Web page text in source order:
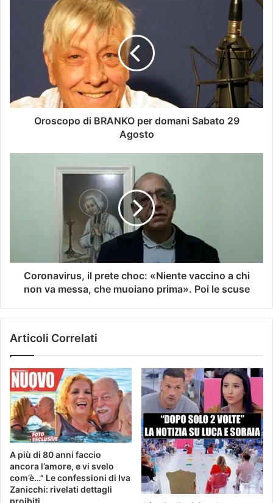
Oroscopo di BRANKO per domani Sabato 29
Agosto
Coronavirus, il prete choc: «Niente vaccino a chi
non va messa, che muoiano prima». Poi le scuse
Articoli Correlati
A più di 80 anni faccio
ancora l’amore, e vi svelo
com’è…” Le confessioni di Iva
Zanicchi: rivelati dettagli
proibiti